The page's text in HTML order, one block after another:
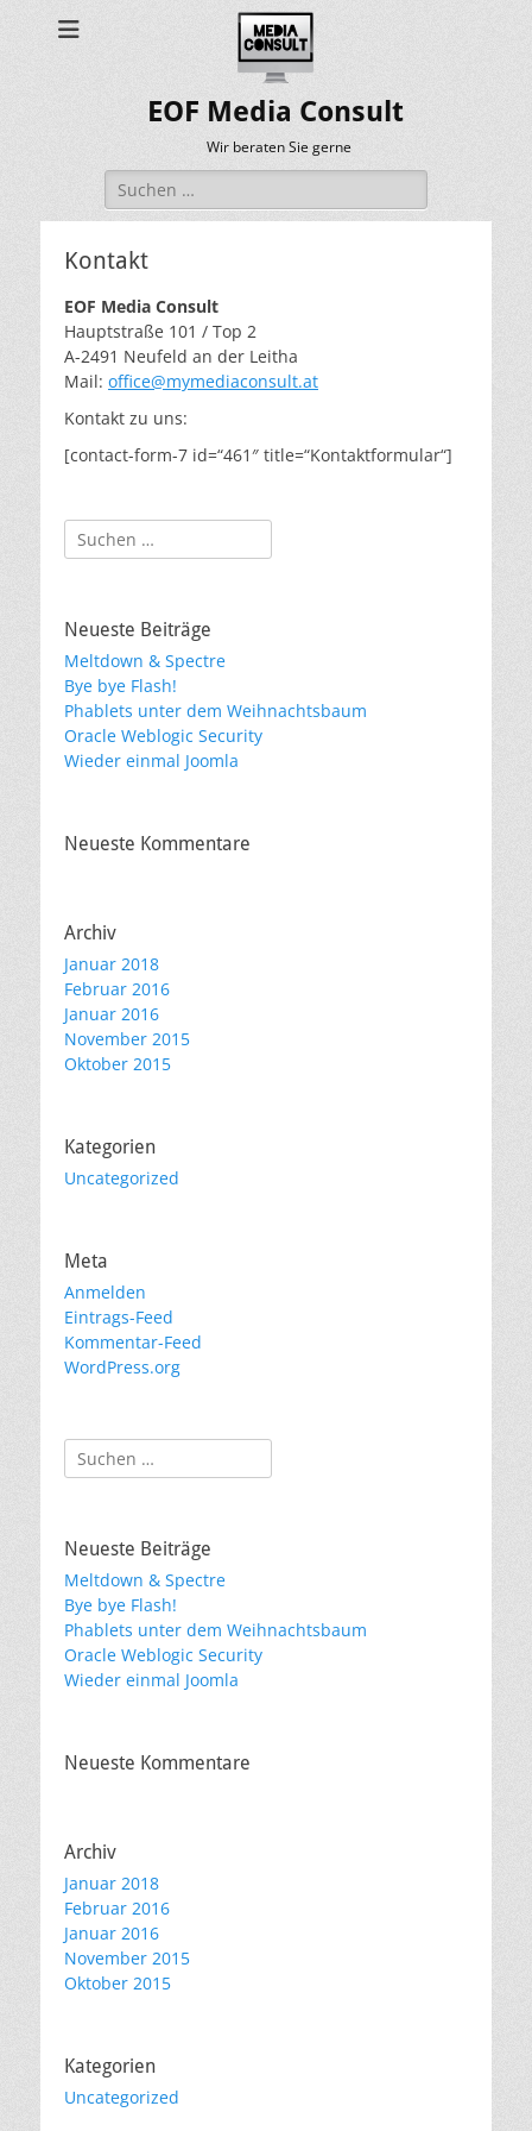
EOF Media Consult
Wir beraten Sie gerne
Suchen
nach:
Kontakt
EOF Media Consult
Hauptstraße 101 / Top 2
A-2491 Neufeld an der Leitha
Mail: office@mymediaconsult.at
Kontakt zu uns:
[contact-form-7 id=“461″ title=“Kontaktformular“]
Suchen
nach:
Neueste Beiträge
Meltdown & Spectre
Bye bye Flash!
Phablets unter dem Weihnachtsbaum
Oracle Weblogic Security
Wieder einmal Joomla
Neueste Kommentare
Archiv
Januar 2018
Februar 2016
Januar 2016
November 2015
Oktober 2015
Kategorien
Uncategorized
Meta
Anmelden
Eintrags-Feed
Kommentar-Feed
WordPress.org
Suchen
nach:
Neueste Beiträge
Meltdown & Spectre
Bye bye Flash!
Phablets unter dem Weihnachtsbaum
Oracle Weblogic Security
Wieder einmal Joomla
Neueste Kommentare
Archiv
Januar 2018
Februar 2016
Januar 2016
November 2015
Oktober 2015
Kategorien
Uncategorized